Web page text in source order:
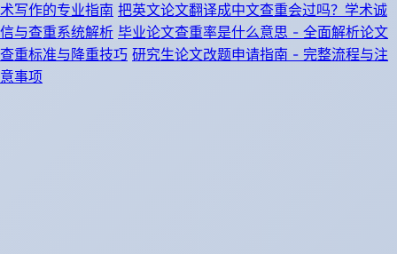
术写作的专业指南 把英文论文翻译成中文查重会过吗？学术诚
信与查重系统解析 毕业论文查重率是什么意思 - 全面解析论文
查重标准与降重技巧 研究生论文改题申请指南 - 完整流程与注
意事项